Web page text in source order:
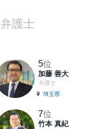
弁護士
5位
加藤 善大
弁護士
埼玉県
7位
竹本 真紀